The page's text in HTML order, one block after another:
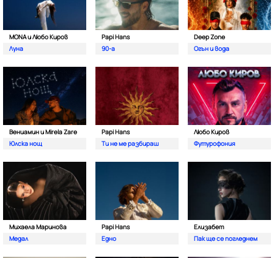
MONA и Любо Киров
Луна
Papi Hans
90-а
Deep Zone
Oгън и вода
Вениамин и Mirela Zare
Юлска нощ
Papi Hans
Ти не ме разбираш
Любо Киров
Футурофония
Михаела Маринова
Медал
Papi Hans
Едно
Елизабет
Пак ще се погледнем